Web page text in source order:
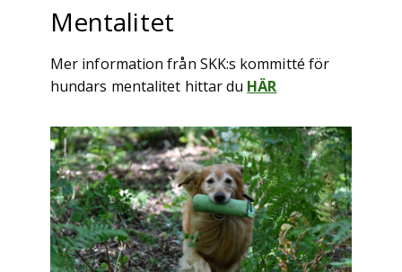
Mentalitet
Mer information från SKK:s kommitté för
hundars mentalitet hittar du HÄR